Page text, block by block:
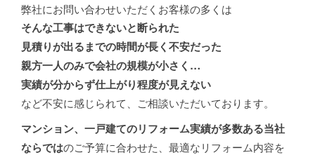
弊社にお問い合わせいただくお客様の多くは
そんな工事はできないと断られた
見積りが出るまでの時間が長く不安だった
親方一人のみで会社の規模が小さく…
実績が分からず仕上がり程度が見えない
など不安に感じられて、ご相談いただいております。
マンション、一戸建てのリフォーム実績が多数ある当社
ならではのご予算に合わせた、最適なリフォーム内容を